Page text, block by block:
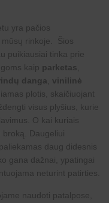
yra pačios
mūsų rinkoje. Šios
puikiausiai tinka prie
kaip parketas
danga
vinilinė
plotis, skaičiuojant
visus plyšius, kurie
O kai kuriais
broką. Daugeliui
daug didesnis
gana dažnai, ypatingai
neturint patirties.
naudoti patalpose,